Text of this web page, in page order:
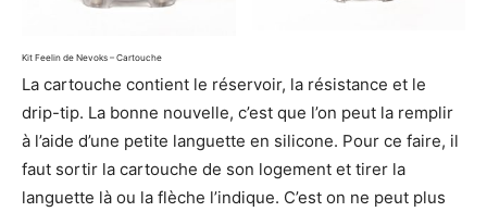
Kit Feelin de Nevoks – Cartouche
La cartouche contient le réservoir, la résistance et le
drip-tip. La bonne nouvelle, c’est que l’on peut la remplir
à l’aide d’une petite languette en silicone. Pour ce faire, il
faut sortir la cartouche de son logement et tirer la
languette là ou la flèche l’indique. C’est on ne peut plus